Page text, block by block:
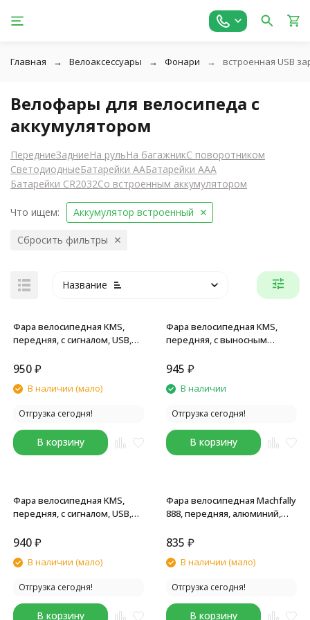
Главная Велоаксессуары Фонари встроенная USB
Велофары для велосипеда с
аккумулятором
ПередниеЗадниеНа рульНа багажникС поворотником
СветодиодныеБатарейки ААБатарейки ААА
Батарейки CR2032Со встроенным аккумулятором
Что ищем: Аккумулятор встроенный
Сбросить фильтры
Название
Фара велосипедная KMS,
передняя, с сигналом, USB,
функции, влагозащита,
950₽
В наличии (мало)
Отгрузка сегодня!
В корзину
Фара велосипедная KMS,
передняя, с выносным
250lm/140db, 3 функции,
батареек, красный
945 ₽
В наличии
Отгрузка сегодня!
В корзину
Фара велосипедная KMS,
передняя, с сигналом, USB,
функции, влагозащитный, с
940₽
В наличии (мало)
Отгрузка сегодня!
В корзину
Фара велосипедная Machfally
888, передняя, алюминий,
аккумулятор, LED, 4 режима,
835 ₽
В наличии (мало)
Отгрузка сегодня!
В корзину